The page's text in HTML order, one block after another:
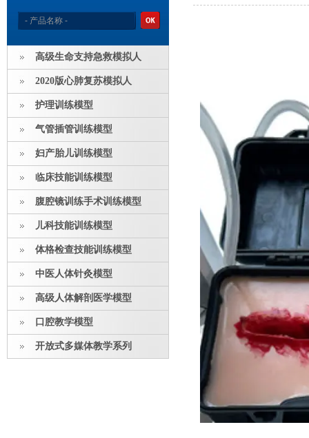
高级生命支持急救模拟人
2020版心肺复苏模拟人
护理训练模型
气管插管训练模型
妇产胎儿训练模型
临床技能训练模型
腹腔镜训练手术训练模型
儿科技能训练模型
体格检查技能训练模型
中医人体针灸模型
高级人体解剖医学模型
口腔教学模型
开放式多媒体教学系列